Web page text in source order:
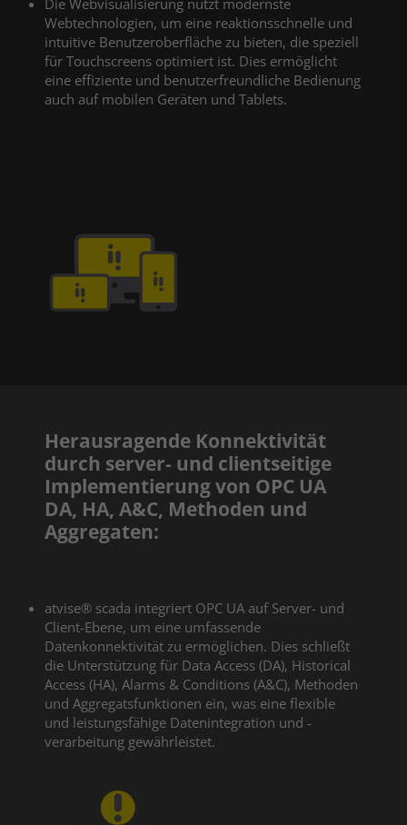
Die Webvisualisierung nutzt modernste
Webtechnologien, um eine reaktionsschnelle und
intuitive Benutzeroberfläche zu bieten, die speziell
für Touchscreens optimiert ist. Dies ermöglicht
eine effiziente und benutzerfreundliche Bedienung
auch auf mobilen Geräten und Tablets.
Herausragende Konnektivität
durch server- und clientseitige
Implementierung von OPC UA
DA, HA, A&C, Methoden und
Aggregaten:
atvise® scada integriert OPC UA auf Server- und
Client-Ebene, um eine umfassende
Datenkonnektivität zu ermöglichen. Dies schließt
die Unterstützung für Data Access (DA), Historical
Access (HA), Alarms & Conditions (A&C), Methoden
und Aggregatsfunktionen ein, was eine flexible
und leistungsfähige Datenintegration und -
verarbeitung gewährleistet.